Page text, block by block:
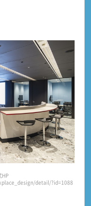
HP
detail/?id=1088